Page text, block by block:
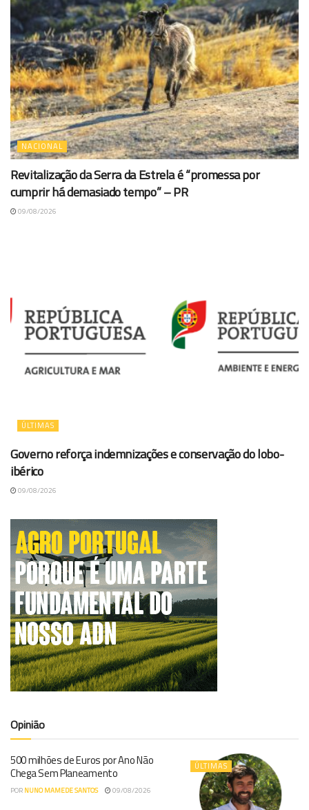
NACIONAL
Revitalização da Serra da Estrela é “promessa por
cumprir há demasiado tempo” – PR
09/08/2026
ÚLTIMAS
Governo reforça indemnizações e conservação do lobo-
ibérico
09/08/2026
Opinião
ÚLTIMAS
500 milhões de Euros por Ano Não
Chega Sem Planeamento
POR NUNO MAMEDE SANTOS 09/08/2026